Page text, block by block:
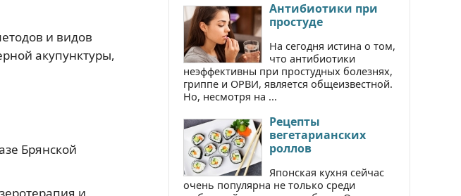
и видов
акупунктуры,
Брянской
Антибиотики при
простуде
На сегодня истина о том,
что антибиотики
неэффективны при простудных болезнях,
гриппе и ОРВИ, является общеизвестной.
Но, несмотря на ...
Рецепты
вегетарианских
роллов
Японская кухня сейчас
очень популярна не только среди